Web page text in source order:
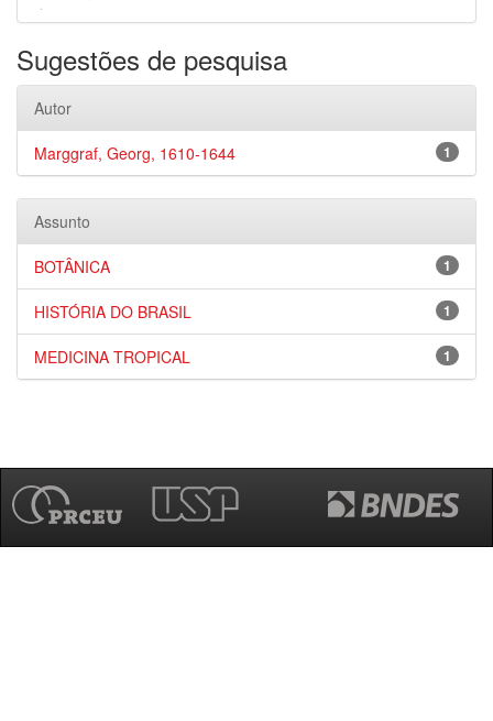
Sugestões de pesquisa
Autor
1
Marggraf, Georg, 1610-1644
Assunto
1
BOTÂNICA
1
HISTÓRIA DO BRASIL
1
MEDICINA TROPICAL